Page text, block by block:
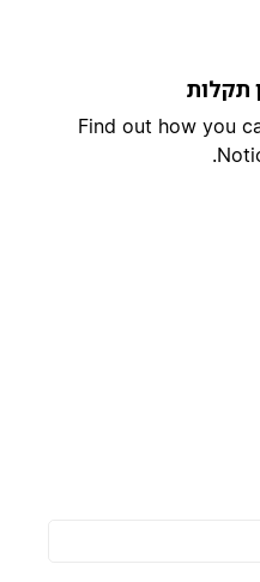
Find out how you